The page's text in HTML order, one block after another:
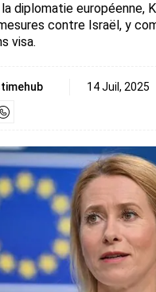
diplomatie européenne,
contre Israël, y
visa.
14 Juil, 2025